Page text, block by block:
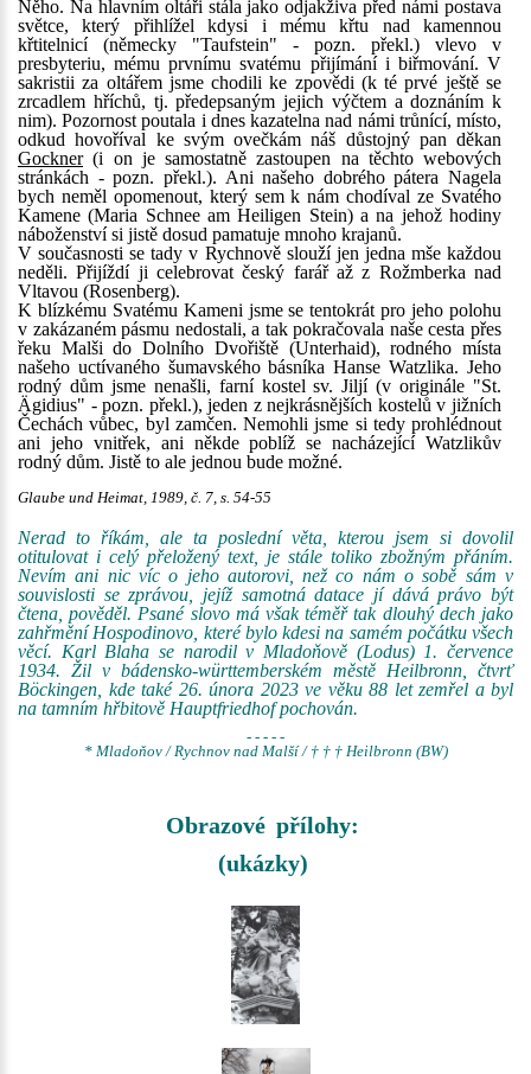
Něho. Na hlavním oltáři stála jako odjakživa před námi postava
světce, který přihlížel kdysi i mému křtu nad kamennou
křtitelnicí (německy "Taufstein" - pozn. překl.) vlevo v
presbyteriu, mému prvnímu svatému přijímání i biřmování. V
sakristii za oltářem jsme chodili ke zpovědi (k té prvé ještě se
zrcadlem hříchů, tj. předepsaným jejich výčtem a doznáním k
nim). Pozornost poutala i dnes kazatelna nad námi trůnící, místo,
odkud hovoříval ke svým ovečkám náš důstojný pan děkan
Gockner(i on je samostatně zastoupen na těchto webových
stránkách - pozn. překl.). Ani našeho dobrého pátera Nagela
bych neměl opomenout, který sem k nám chodíval ze Svatého
Kamene (Maria Schnee am Heiligen Stein) a na jehož hodiny
náboženství si jistě dosud pamatuje mnoho krajanů.
V současnosti se tady v Rychnově slouží jen jedna mše každou
neděli. Přijíždí ji celebrovat český farář až z Rožmberka nad
Vltavou (Rosenberg).
K blízkému Svatému Kameni jsme se tentokrát pro jeho polohu
v zakázaném pásmu nedostali, a tak pokračovala naše cesta přes
řeku Malši do Dolního Dvořiště (Unterhaid), rodného místa
našeho uctívaného šumavského básníka Hanse Watzlika. Jeho
rodný dům jsme nenašli, farní kostel sv. Jiljí (v originále "St.
Ägidius" - pozn. překl.), jeden z nejkrásnějších kostelů v jižních
Čechách vůbec, byl zamčen. Nemohli jsme si tedy prohlédnout
ani jeho vnitřek, ani někde poblíž se nacházející Watzlikův
rodný dům. Jistě to ale jednou bude možné.
Glaube und Heimat, 1989, č. 7, s. 54-55
Nerad to říkám, ale ta poslední věta, kterou jsem si dovolil
otitulovat i celý přeložený text, je stále toliko zbožným přáním.
Nevím ani nic víc o jeho autorovi, než co nám o sobě sám v
souvislosti se zprávou, jejíž samotná datace jí dává právo být
čtena, pověděl. Psané slovo má však téměř tak dlouhý dech jako
zahřmění Hospodinovo, které bylo kdesi na samém počátku všech
věcí. Karl Blaha se narodil v Mladoňově (Lodus) 1. července
1934. Žil v bádensko-württemberském městě Heilbronn, čtvrť
Böckingen, kde také 26. února 2023 ve věku 88 let zemřel a byl
na tamním hřbitově Hauptfriedhof pochován.
- - - - -
* Mladoňov / Rychnov nad Malší / † † † Heilbronn (BW)
Obrazové přílohy:
(ukázky)